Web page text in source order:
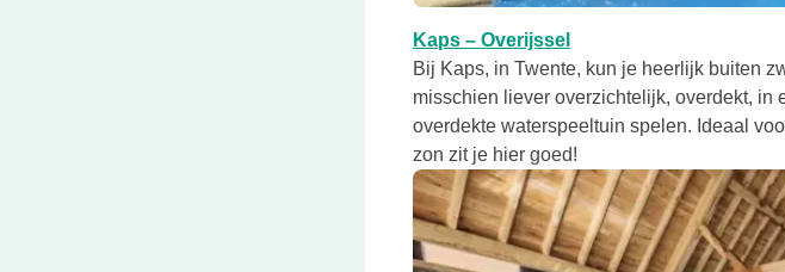
Kaps – OverijsselDeze link opent in een
Bij Kaps, in Twente, kun je heerlijk buiten
misschien liever overzichtelijk, overdekt, in
overdekte waterspeeltuin spelen. Ideaal
zon zit je hier goed!